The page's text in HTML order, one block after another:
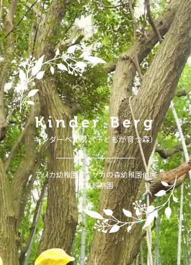
Kinder Berg
​キンダーベルク（子どもが育つ森）
アソカ幼稚園・アソカの森幼稚園付属
​自然観察園